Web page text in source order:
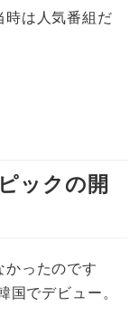
時は人気番組だ
ックの開
かったのです
国でデビュー。